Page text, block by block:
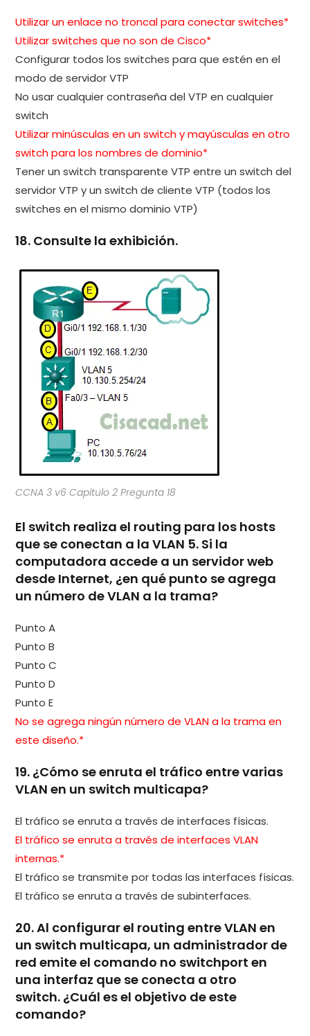
Utilizar un enlace no troncal para conectar switches*
Utilizar switches que no son de Cisco*
Configurar todos los switches para que estén en el
modo de servidor VTP
No usar cualquier contraseña del VTP en cualquier
switch
Utilizar minúsculas en un switch y mayúsculas en otro
switch para los nombres de dominio*
Tener un switch transparente VTP entre un switch del
servidor VTP y un switch de cliente VTP (todos los
switches en el mismo dominio VTP)
18. Consulte la exhibición.
CCNA 3 v6 Capitulo 2 Pregunta 18
El switch realiza el routing para los hosts
que se conectan a la VLAN 5. Si la
computadora accede a un servidor web
desde Internet, ¿en qué punto se agrega
un número de VLAN a la trama?
Punto A
Punto B
Punto C
Punto D
Punto E
No se agrega ningún número de VLAN a la trama en
este diseño.*
19. ¿Cómo se enruta el tráfico entre varias
VLAN en un switch multicapa?
El tráfico se enruta a través de interfaces físicas.
El tráfico se enruta a través de interfaces VLAN
internas.*
El tráfico se transmite por todas las interfaces físicas.
El tráfico se enruta a través de subinterfaces.
20. Al configurar el routing entre VLAN en
un switch multicapa, un administrador de
red emite el comando no switchport en
una interfaz que se conecta a otro
switch. ¿Cuál es el objetivo de este
comando?